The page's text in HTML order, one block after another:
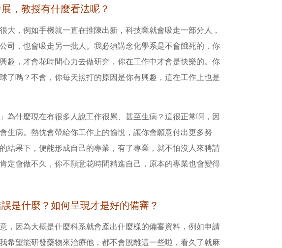
，教授有什麼看法呢？
大，例如手機就一直在推陳出新，科技業就會吸走一部分人，
司，也會吸走另一批人。我必須講念化學系是不會餓死的，你
趣，才會花時間心力去做研究，你在工作中才會是快樂的。你
了嗎？不會，你每天照打的原因是你有興趣，這在工作上也是
為什麼現在有很多人說工作很累、甚至生病？這很正常啊，因
生病。熱忱會帶給你工作上的愉悅，讓你會願意付出更多努
結果下，便能形成自己的專業，有了專業，就不怕沒人來聘請
定會做不久，你不願意花時間精進自己，原本的專業也會變得
是什麼？如何呈現才是好的備審？
，因為大概是什麼科系就會產出什麼樣的備審資料，例如申請
希望能研發藥物來治療他，都不會脫離這一些啦，看久了就麻